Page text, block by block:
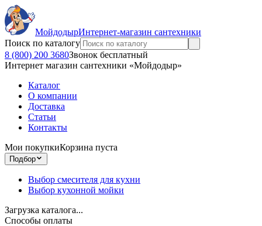
МойдодырИнтернет-магазин сантехники
Поиск по каталогу
8 (800) 200 3680Звонок бесплатный
Интернет магазин сантехники «Мойдодыр»
Каталог
О компании
Доставка
Статьи
Контакты
Мои покупкиКорзина пуста
Подбор
Выбор смесителя для кухни
Выбор кухонной мойки
Загрузка каталога...
Способы оплаты